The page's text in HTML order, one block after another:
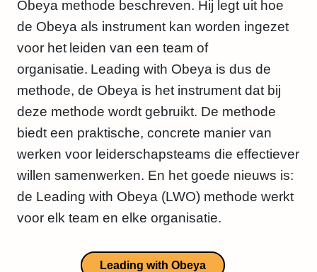
Obeya methode beschreven. Hij legt uit hoe
de Obeya als instrument kan worden ingezet
voor het leiden van een team of
organisatie. Leading with Obeya is dus de
methode, de Obeya is het instrument dat bij
deze methode wordt gebruikt. De methode
biedt een praktische, concrete manier van
werken voor leiderschapsteams die effectiever
willen samenwerken. En het goede nieuws is:
de Leading with Obeya (LWO) methode werkt
voor elk team en elke organisatie.
Leading with Obeya